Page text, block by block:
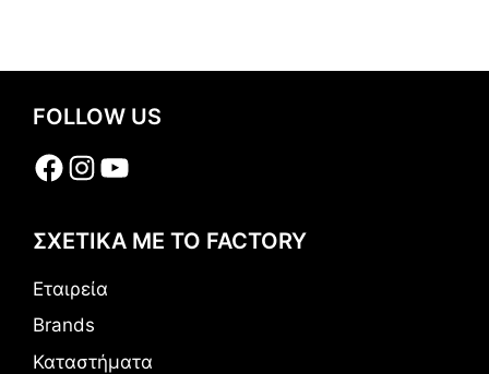
FOLLOW US
Facebook
Instagram
YouTube
ΣΧΕΤΙΚΑ ΜΕ ΤΟ FACTORY
Εταιρεία
Brands
Καταστήματα